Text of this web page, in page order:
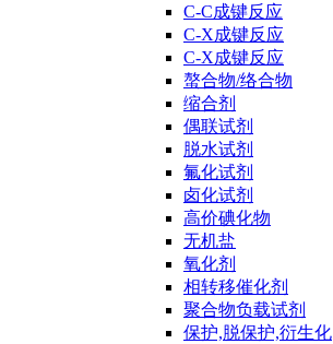
C-C成键反应
C-X成键反应
C-X成键反应
螯合物/络合物
缩合剂
偶联试剂
脱水试剂
氟化试剂
卤化试剂
高价碘化物
无机盐
氧化剂
相转移催化剂
聚合物负载试剂
保护,脱保护,衍生化